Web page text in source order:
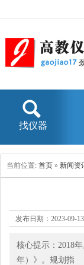
找仪器
当前位置: 首页 » 新闻资
发布日期：2023-09-
核心提示：2018
年）》。规划指